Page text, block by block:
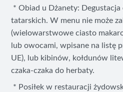
* Obiad u Dżanety:
tatarskich. W menu nie może
(wielowarstwowe ciasto
lub owocami, wpisane na listę
UE), lub kibinów, kołdunów
czaka-czaka do herbaty.
* Posiłek w restauracji